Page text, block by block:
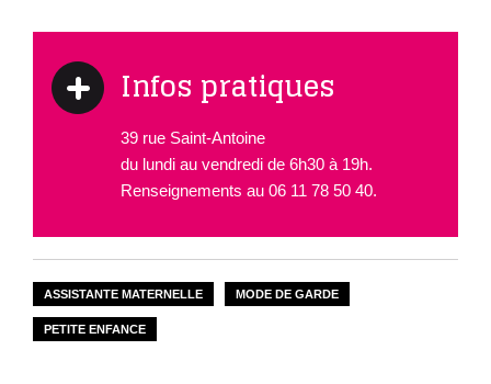
Infos pratiques
39 rue Saint-Antoine
du lundi au vendredi de 6h30 à 19h.
Renseignements au 06 11 78 50 40.
ASSISTANTE MATERNELLE MODE DE GARDE
PETITE ENFANCE